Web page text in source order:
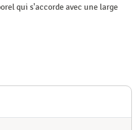
qui s'accorde avec une large